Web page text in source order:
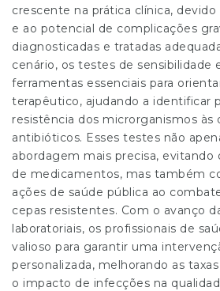
crescente na prática clínica, devido
e ao potencial de complicações
diagnosticadas e tratadas
cenário, os testes de
ferramentas essenciais para
terapêutico, ajudando a identificar
resistência dos microrganismos às
antibióticos. Esses testes não
abordagem mais precisa, evitando
de medicamentos, mas também
ações de saúde pública ao
cepas resistentes. Com o avanço
laboratoriais, os profissionais de
valioso para garantir uma
personalizada, melhorando as
o impacto de infecções na